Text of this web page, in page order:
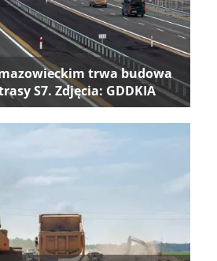
trwa budowa
S7. Zdjęcia: GDDKIA